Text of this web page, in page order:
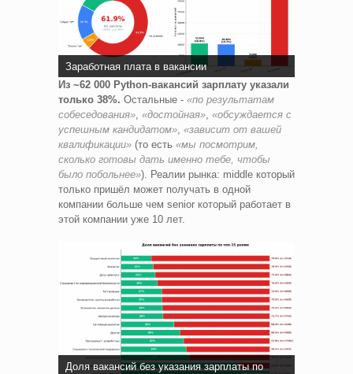
Заработная плата в вакансии
Из ~62 000 Python-вакансий зарплату указали
только 38%. Остальные - «по результатам
собеседования» «достойная» «обсуждается с
успешным кандидатом» «зависит от вашей
квалификации» (то есть «мы посмотрим,
сколько готовы дать именно тебе, чтобы
было побольнее»). Реалии рынка: middle который
только пришёл может получать в одной
компании больше чем senior который работает в
этой компании уже 10 лет.
Доля вакансий без указания зарплаты по